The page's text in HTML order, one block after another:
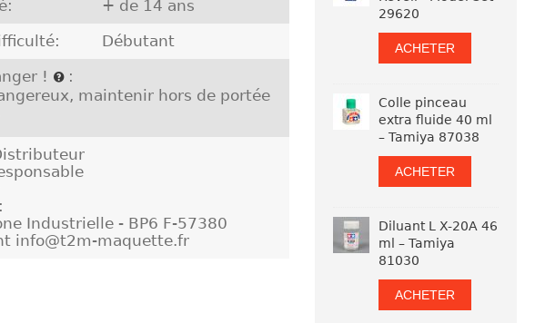
+ de 14 ans
Débutant
!
:
maintenir hors de portée
Industrielle - BP6 F-57380
info@t2m-maquette.fr
29620
ACHETER
Colle pinceau
extra fluide 40 ml
– Tamiya 87038
ACHETER
Diluant L X-20A 46
ml – Tamiya
81030
ACHETER